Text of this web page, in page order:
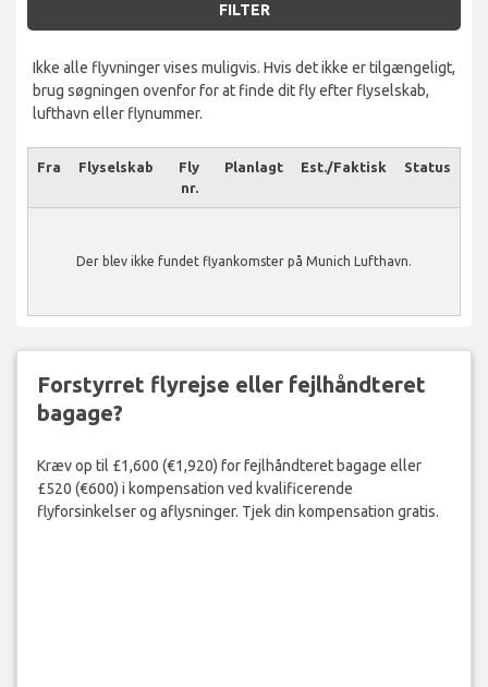
FILTER
Ikke alle flyvninger vises muligvis. Hvis det ikke er tilgængeligt,
brug søgningen ovenfor for at finde dit fly efter flyselskab,
lufthavn eller flynummer.
Fra Flyselskab
Fly
nr.
Planlagt Est./Faktisk Status
Der blev ikke fundet flyankomster på Munich Lufthavn.
Forstyrret flyrejse eller fejlhåndteret
bagage?
Kræv op til £1,600 (€1,920) for fejlhåndteret bagage eller
£520 (€600) i kompensation ved kvalificerende
flyforsinkelser og aflysninger. Tjek din kompensation gratis.